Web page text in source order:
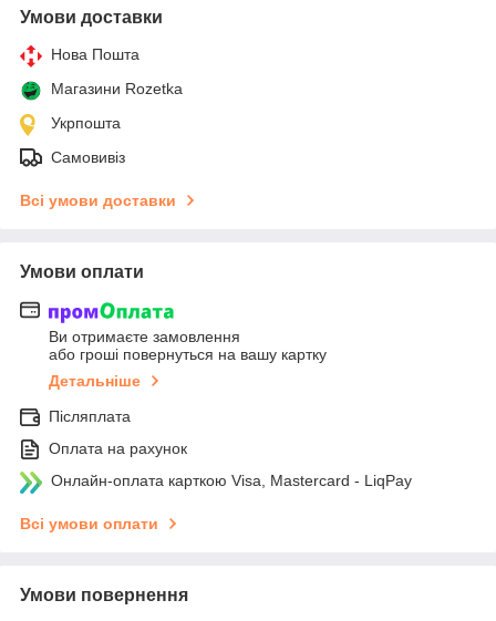
Умови доставки
Нова Пошта
Магазини Rozetka
Укрпошта
Самовивіз
Всі умови доставки
Умови оплати
Ви отримаєте замовлення
або гроші повернуться на вашу картку
Детальніше
Післяплата
Оплата на рахунок
Онлайн-оплата карткою Visa, Mastercard - LiqPay
Всі умови оплати
Умови повернення